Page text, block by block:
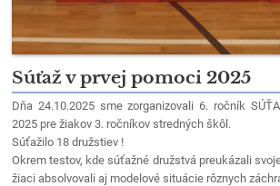
Súťaž v prvej pomoci 2025
Dňa 24.10.2025 sme zorganizovali 6. ročník
2025 pre žiakov 3. ročníkov stredných škôl.
Súťažilo 18 družstiev !
Okrem testov, kde súťažné družstvá preukázali
žiaci absolvovali aj modelové situácie rôznych